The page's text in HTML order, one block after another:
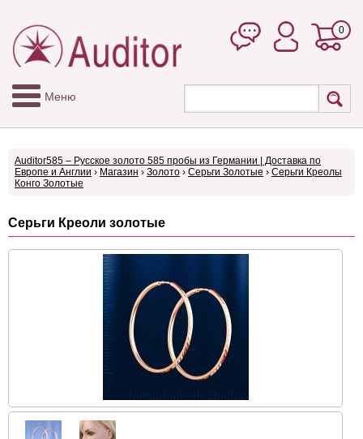
0
Меню
Auditor585 – Русское золото 585 пробы из Германии | Доставка по
Европе и Англии › Магазин › Золото › Серьги Золотые › Серьги Креолы
Конго Золотые
Серьги Креоли золотые